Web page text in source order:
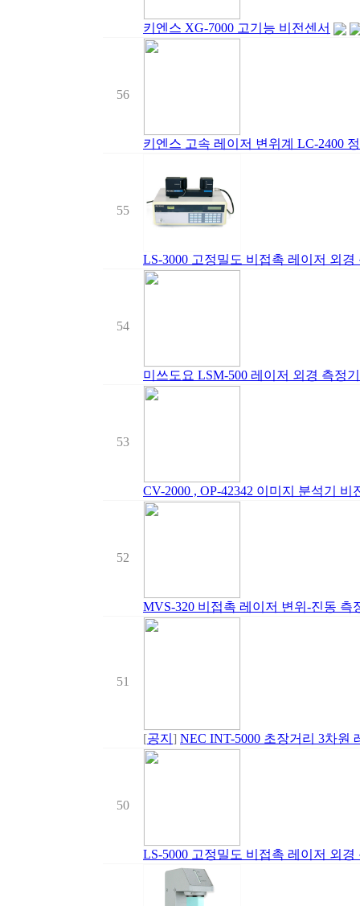
키엔스 XG-7000 고기능 비전센서
56
키엔스 고속 레이저 변위계 LC-2400
55
LS-3000 고정밀도 비접촉 레이저 외
54
미쓰도요 LSM-500 레이저 외경 측정
53
CV-2000 , OP-42342 이미지 분석기 비
52
MVS-320 비접촉 레이저 변위-진동 측
51
[공지 ] NEC INT-5000 초장거리 3차원
50
LS-5000 고정밀도 비접촉 레이저 외경